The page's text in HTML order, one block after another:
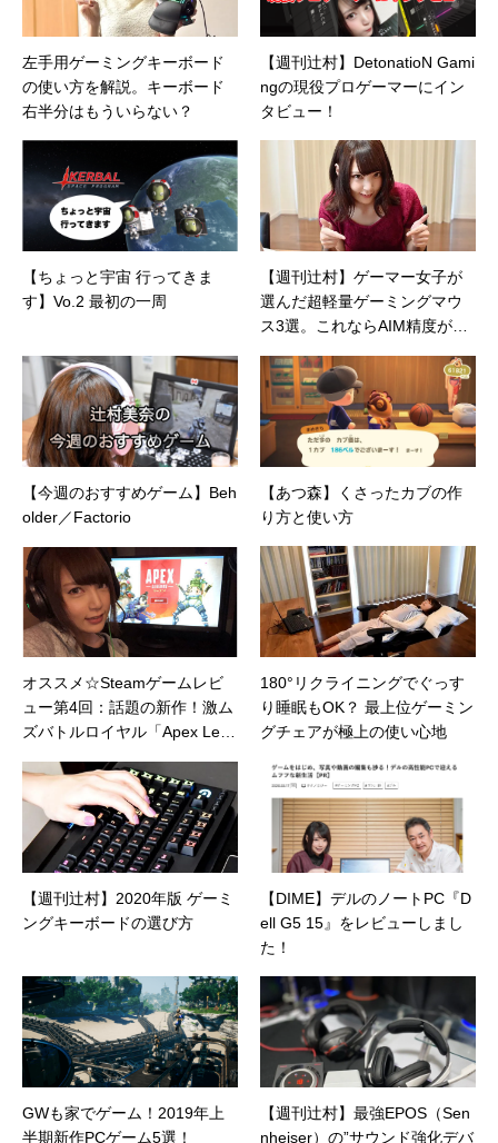
左手用ゲーミングキーボード
の使い方を解説。キーボード
右半分はもういらない？
【週刊辻村】DetonatioN Gami
ngの現役プロゲーマーにイン
タビュー！
【ちょっと宇宙 行ってきま
す】Vo.2 最初の一周
【週刊辻村】ゲーマー女子が
選んだ超軽量ゲーミングマウ
ス3選。これならAIM精度が爆
【今週のおすすめゲーム】Beh
older／Factorio
【あつ森】くさったカブの作
り方と使い方
オススメ☆Steamゲームレビ
ュー第4回：話題の新作！激ム
ズバトルロイヤル「Apex Lege
180°リクライニングでぐっす
り睡眠もOK？ 最上位ゲーミン
グチェアが極上の使い心地
【週刊辻村】2020年版 ゲーミ
ングキーボードの選び方
【DIME】デルのノートPC『D
ell G5 15』をレビューしまし
た！
GWも家でゲーム！2019年上
半期新作PCゲーム5選！
【週刊辻村】最強EPOS（Sen
nheiser）の”サウンド強化デバ